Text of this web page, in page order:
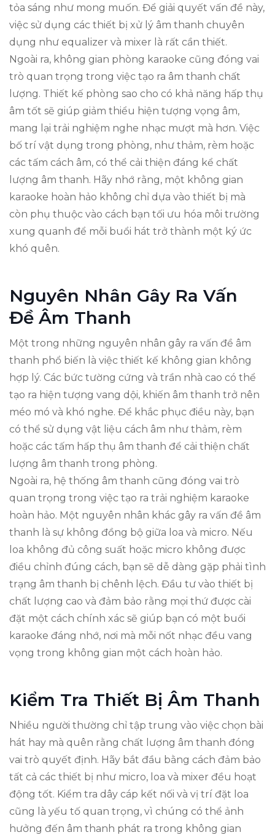
tỏa sáng như mong muốn. Để giải quyết vấn đề này,
việc sử dụng các thiết bị xử lý âm thanh chuyên
dụng như equalizer và mixer là rất cần thiết.
Ngoài ra, không gian phòng karaoke cũng đóng vai
trò quan trọng trong việc tạo ra âm thanh chất
lượng. Thiết kế phòng sao cho có khả năng hấp thụ
âm tốt sẽ giúp giảm thiểu hiện tượng vọng âm,
mang lại trải nghiệm nghe nhạc mượt mà hơn. Việc
bố trí vật dụng trong phòng, như thảm, rèm hoặc
các tấm cách âm, có thể cải thiện đáng kể chất
lượng âm thanh. Hãy nhớ rằng, một không gian
karaoke hoàn hảo không chỉ dựa vào thiết bị mà
còn phụ thuộc vào cách bạn tối ưu hóa môi trường
xung quanh để mỗi buổi hát trở thành một ký ức
khó quên.
Nguyên Nhân Gây Ra Vấn
Đề Âm Thanh
Một trong những nguyên nhân gây ra vấn đề âm
thanh phổ biến là việc thiết kế không gian không
hợp lý. Các bức tường cứng và trần nhà cao có thể
tạo ra hiện tượng vang dội, khiến âm thanh trở nên
méo mó và khó nghe. Để khắc phục điều này, bạn
có thể sử dụng vật liệu cách âm như thảm, rèm
hoặc các tấm hấp thụ âm thanh để cải thiện chất
lượng âm thanh trong phòng.
Ngoài ra, hệ thống âm thanh cũng đóng vai trò
quan trọng trong việc tạo ra trải nghiệm karaoke
hoàn hảo. Một nguyên nhân khác gây ra vấn đề âm
thanh là sự không đồng bộ giữa loa và micro. Nếu
loa không đủ công suất hoặc micro không được
điều chỉnh đúng cách, bạn sẽ dễ dàng gặp phải tình
trạng âm thanh bị chênh lệch. Đầu tư vào thiết bị
chất lượng cao và đảm bảo rằng mọi thứ được cài
đặt một cách chính xác sẽ giúp bạn có một buổi
karaoke đáng nhớ, nơi mà mỗi nốt nhạc đều vang
vọng trong không gian một cách hoàn hảo.
Kiểm Tra Thiết Bị Âm Thanh
Nhiều người thường chỉ tập trung vào việc chọn bài
hát hay mà quên rằng chất lượng âm thanh đóng
vai trò quyết định. Hãy bắt đầu bằng cách đảm bảo
tất cả các thiết bị như micro, loa và mixer đều hoạt
động tốt. Kiểm tra dây cáp kết nối và vị trí đặt loa
cũng là yếu tố quan trọng, vì chúng có thể ảnh
hưởng đến âm thanh phát ra trong không gian